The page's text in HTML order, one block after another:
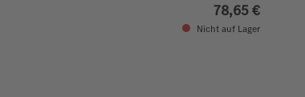
78,65 €
Nicht auf Lager